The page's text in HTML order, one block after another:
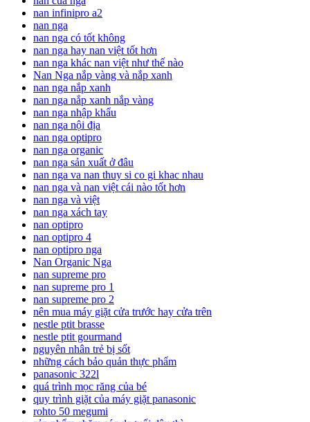
nan infinipro a2
nan nga
nan nga có tốt không
nan nga hay nan việt tốt hơn
nan nga khác nan việt như thế nào
Nan Nga nắp vàng và nắp xanh
nan nga nắp xanh
nan nga nắp xanh nắp vàng
nan nga nhập khẩu
nan nga nội địa
nan nga optipro
nan nga organic
nan nga sản xuất ở đâu
nan nga va nan thuy si co gi khac nhau
nan nga và nan việt cái nào tốt hơn
nan nga và việt
nan nga xách tay
nan optipro
nan optipro 4
nan optipro nga
Nan Organic Nga
nan supreme pro
nan supreme pro 1
nan supreme pro 2
nên mua máy giặt cửa trước hay cửa trên
nestle ptit brasse
nestle ptit gourmand
nguyên nhân trẻ bị sốt
những cách bảo quản thực phẩm
panasonic 322l
quá trình mọc răng của bé
quy trình giặt của máy giặt panasonic
rohto 50 megumi